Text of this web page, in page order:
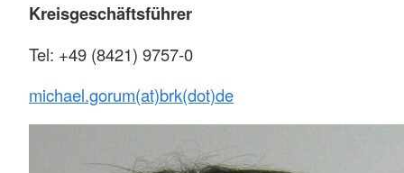
Kreisgeschäftsführer
Tel: +49 (8421) 9757-0
michael.gorum(at)brk(dot)de